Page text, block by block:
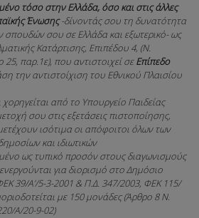
τόσο στην Ελλάδα, όσο και στις άλλες
Ένωσης-δίνοντάς σου τη δυνατότητα
σπουδών σου σε Ελλάδα και εξωτερικό- ως
Κατάρτισης, Επιπέδου 4, (Ν.
παρ.1ε), που αντιστοιχεί σεΕπίπεδο
την αντιστοίχιση του Εθνικού Πλαισίου
χορηγείται από το Υπουργείο Παιδείας
σου στις εξετάσεις πιστοποίησης,
ισότιμα οι απόφοιτοι όλων των
και ιδιωτικών
ως τυπικό προσόν στους διαγωνισμούς
για διορισμό στο Δημόσιο
39/Α’/5-3-2001 & Π.Δ. 347/2003, ΦΕΚ 115/
με 150 μονάδες (Άρθρο 8 Ν.
Α/20-9-02)